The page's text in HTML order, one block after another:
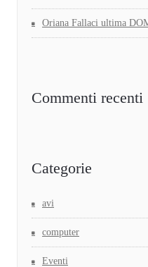
Oriana Fallaci ultima
Commenti recenti
Categorie
avi
computer
Eventi